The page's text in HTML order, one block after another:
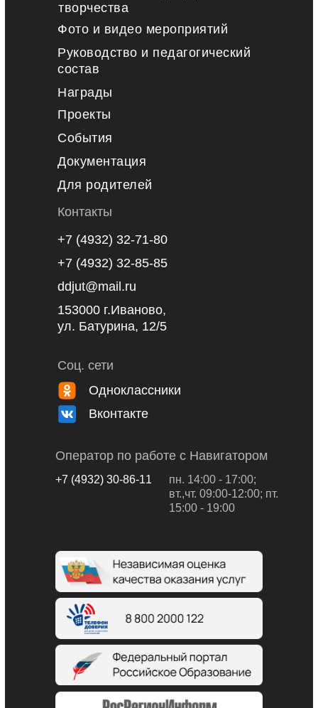
+7 (4932) 30-86-11
пн. 14:00 - 17:00;
вт.,чт. 09:00-12:00; пт.
15:00 - 19:00
Вконтакте
Соц. сети
Одноклассники
Оператор по работе с Навигатором
Для родителей
Проекты
События
Документация
творчества
Контакты
Руководство и педагогический
состав
Фото и видео мероприятий
Награды
153000 г.Иваново,
ул. Батурина, 12/5
+7 (4932) 32-71-80
+7 (4932) 32-85-85
ddjut@mail.ru